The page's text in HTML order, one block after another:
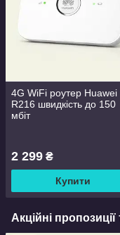
4G WiFi роутер Huawei
R216 швидкість до 150
мбіт
2 299 ₴
Купити
Акційні